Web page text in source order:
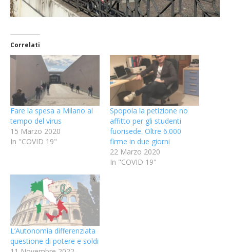
Correlati
Fare la spesa a Milano al
tempo del virus
15 Marzo 2020
In "COVID 19"
Spopola la petizione no
affitto per gli studenti
fuorisede. Oltre 6.000
firme in due giorni
22 Marzo 2020
In "COVID 19"
L’Autonomia differenziata
questione di potere e soldi